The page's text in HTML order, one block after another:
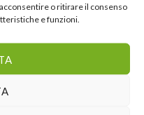
o ritirare il consenso
e funzioni.